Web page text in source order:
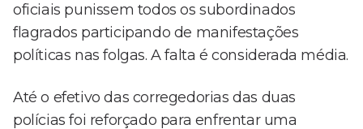
oficiais punissem todos os subordinados
flagrados participando de manifestações
políticas nas folgas. A falta é considerada média.
Até o efetivo das corregedorias das duas
polícias foi reforçado para enfrentar uma